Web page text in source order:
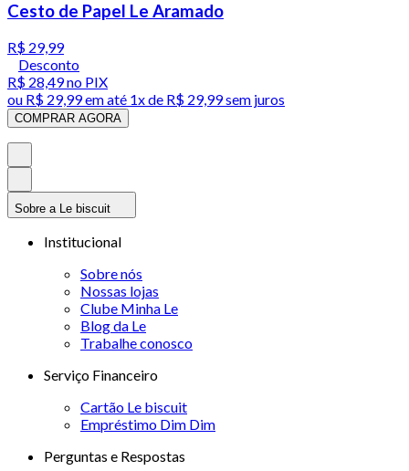
Cesto de Papel Le Aramado
R$ 29,99
Desconto
R$ 28,49no PIX
ou R$ 29,99em até 1x de R$ 29,99sem juros
COMPRAR AGORA
Sobre a Le biscuit
Institucional
Sobre nós
Nossas lojas
Clube Minha Le
Blog da Le
Trabalhe conosco
Serviço Financeiro
Cartão Le biscuit
Empréstimo Dim Dim
Perguntas e Respostas